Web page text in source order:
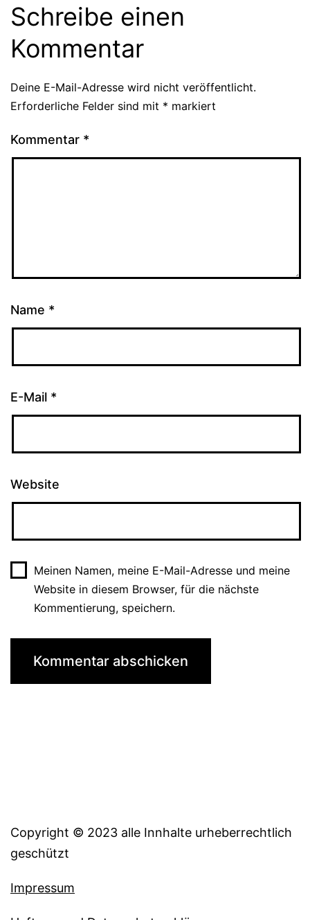
Schreibe einen
Kommentar
Deine E-Mail-Adresse wird nicht veröffentlicht.
Erforderliche Felder sind mit * markiert
Kommentar *
Name *
E-Mail *
Website
Meinen Namen, meine E-Mail-Adresse und meine
Website in diesem Browser, für die nächste
Kommentierung, speichern.
Copyright © 2023 alle Innhalte urheberrechtlich
geschützt
Impressum